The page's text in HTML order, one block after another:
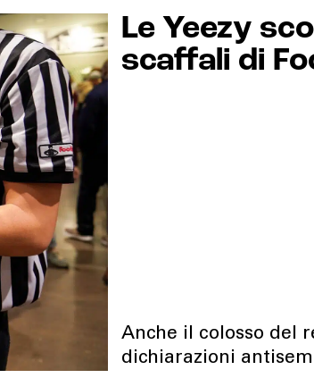
Le Yeezy
scaffali di
Anche il colosso del
dichiarazioni